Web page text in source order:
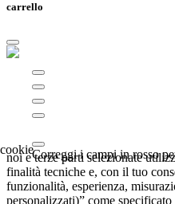
carrello
Correggi i campi in rosso
noi e terze parti selezionate
finalità tecniche e, con il tuo
funzionalità, esperienza,
personalizzati)” come